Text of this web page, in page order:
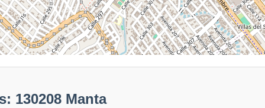
130208 Manta